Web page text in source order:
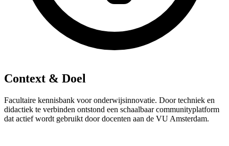
Context & Doel
Facultaire kennisbank voor onderwijsinnovatie. Door techniek en
didactiek te verbinden ontstond een schaalbaar communityplatform
dat actief wordt gebruikt door docenten aan de VU Amsterdam.